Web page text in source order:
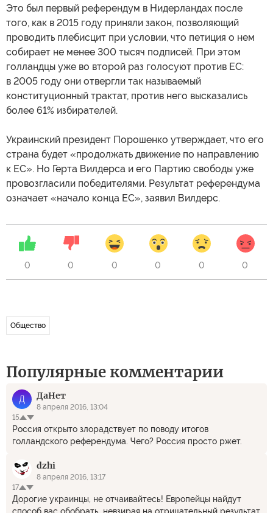
Это был первый референдум в Нидерландах после
того, как в 2015 году приняли закон, позволяющий
проводить плебисцит при условии, что петиция о нем
собирает не менее 300 тысяч подписей. При этом
голландцы уже во второй раз голосуют против ЕС:
в 2005 году они отвергли так называемый
конституционный трактат, против него высказались
более 61% избирателей.
Украинский президент Порошенко утверждает, что его
страна будет «продолжать движение по направлению
к ЕС». Но Герта Вилдерса и его Партию свободы уже
провозгласили победителями. Результат референдума
означает «начало конца ЕС», заявил Вилдерс.
0 0 0 0 0 0
Общество
Популярные комментарии
Д ДаНет
8 апреля 2016, 13:04
15
Россия открыто злорадствует по поводу итогов
голландского референдума. Чего? Россия просто ржет.
dzhi
8 апреля 2016, 13:17
17
Дорогие украинцы, не отчаивайтесь! Европейцы найдут